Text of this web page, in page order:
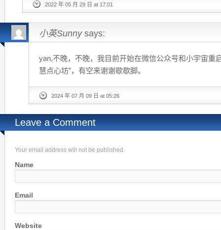
2022 年 05 月 29 日 at 17:01
小英Sunny says:
yan,不晚，不晚，我目前开始在微信公众号和小宇宙重
慧点心坊”，有空来谢谢歇歇脚。
2024 年 07 月 09 日 at 05:26
Leave a Comment
Your email address will not be published.
Name
Email
Website